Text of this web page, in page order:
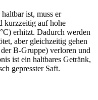
ist, muss er
kurzzeitig auf hohe
erhitzt. Dadurch werden
aber gleichzeitig gehen
B-Gruppe) verloren und
ist ein haltbares Getränk,
gepresster Saft.